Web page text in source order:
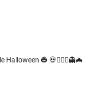
Halloween 🎃 💀🧙🏽‍♀️👻🦇